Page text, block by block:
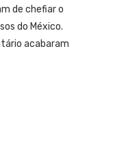
de chefiar o
do México.
acabaram